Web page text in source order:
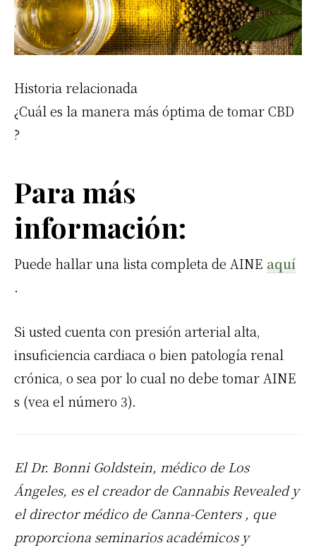
Historia relacionada
¿Cuál es la manera más óptima de tomarCBD
?
Para más
información:
Puede hallar una lista completa de AINE aquí
.
Si usted cuenta con presión arterial alta,
insuficiencia cardiaca o bien patología renal
crónica, o sea por lo cual no debe tomar AINE
s (vea el número 3).
El Dr. Bonni Goldstein, médico de Los
Ángeles, es el creador de Cannabis Revealed y
el director médico de Canna-Centers , que
proporciona seminarios académicos y